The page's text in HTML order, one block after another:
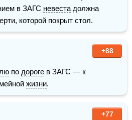
в ЗАГС невеста должна
которой покрыт стол.
+88
по дороге в ЗАГС — к
жизни.
+77